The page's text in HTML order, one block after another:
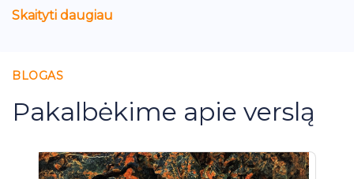
Skaityti daugiau
BLOGAS
Pakalbėkime apie verslą